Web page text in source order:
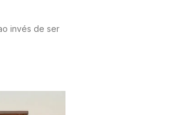
invés de ser